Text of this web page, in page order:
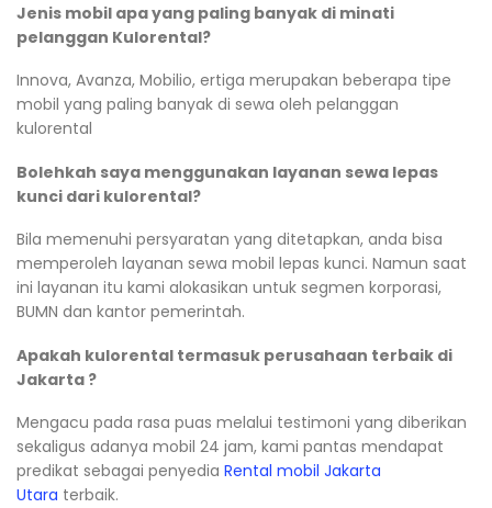
Jenis mobil apa yang paling banyak di minati
pelanggan Kulorental?
Innova, Avanza, Mobilio, ertiga merupakan beberapa tipe
mobil yang paling banyak di sewa oleh pelanggan
kulorental
Bolehkah saya menggunakan layanan sewa lepas
kunci dari kulorental?
Bila memenuhi persyaratan yang ditetapkan, anda bisa
memperoleh layanan sewa mobil lepas kunci. Namun saat
ini layanan itu kami alokasikan untuk segmen korporasi,
BUMN dan kantor pemerintah.
Apakah kulorental termasuk perusahaan terbaik di
Jakarta ?
Mengacu pada rasa puas melalui testimoni yang diberikan
sekaligus adanya mobil 24 jam, kami pantas mendapat
predikat sebagai penyedia Rental mobil Jakarta
Utara terbaik.